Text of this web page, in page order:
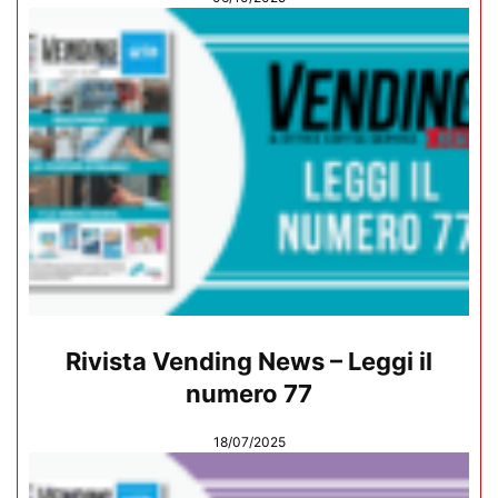
Rivista Vending News – Leggi il
numero 77
18/07/2025